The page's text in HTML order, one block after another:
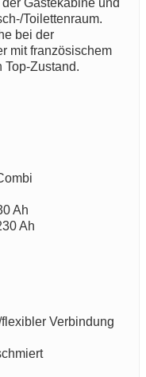
Toilettenraum.
bei der
mit französischem
Top-Zustand.
Ah
Ah
Verbindung